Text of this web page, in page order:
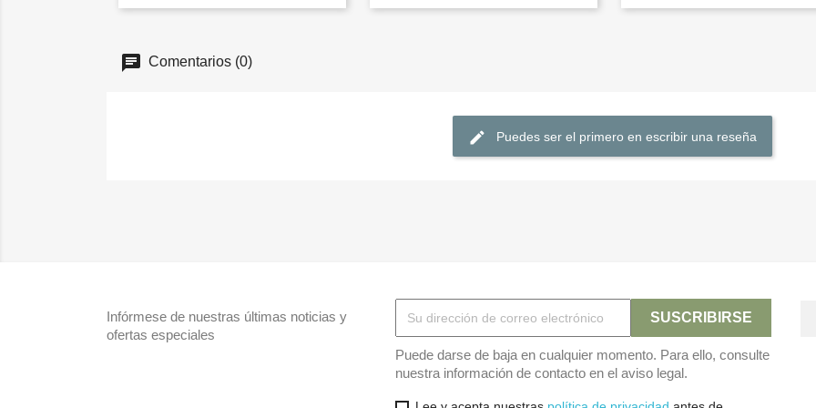
Comentarios (0)
Puedes ser el primero en escribir una reseña
Infórmese de nuestras últimas noticias y
ofertas especiales
Puede darse de baja en cualquier momento. Para ello, consulte
nuestra información de contacto en el aviso legal.